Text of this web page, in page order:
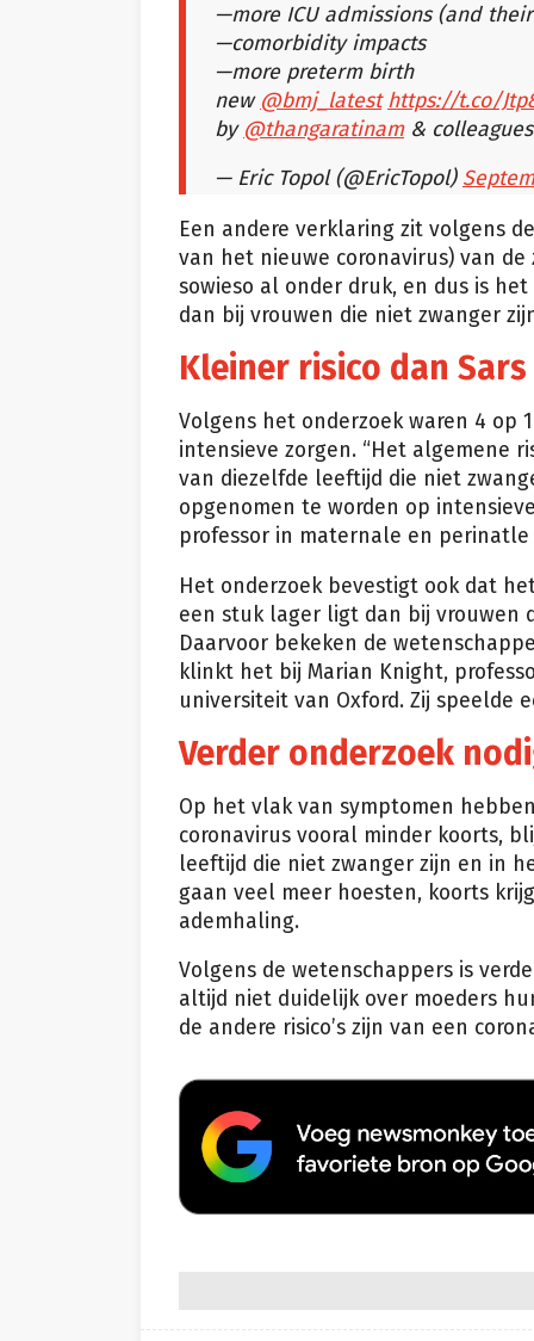
—more ICU admissions (and
—comorbidity impacts
—more preterm birth
new @bmj_latest https://t.co/
by @thangaratinam&
— Eric Topol (@EricTopol)
Een andere verklaring zit volgens
van het nieuwe coronavirus) van
sowieso al onder druk, en dus is
dan bij vrouwen die niet zwanger
Kleiner risico dan
Volgens het onderzoek waren 4 op
intensieve zorgen. “Het algemene
van diezelfde leeftijd die niet
opgenomen te worden op
professor in maternale en
Het onderzoek bevestigt ook dat
een stuk lager ligt dan bij vrouwen
Daarvoor bekeken de
klinkt het bij Marian Knight,
universiteit van Oxford. Zij speelde
Verder onderzoek
Op het vlak van symptomen
coronavirus vooral minder koorts,
leeftijd die niet zwanger zijn en in
gaan veel meer hoesten, koorts
ademhaling.
Volgens de wetenschappers is
altijd niet duidelijk over moeders
de andere risico’s zijn van een